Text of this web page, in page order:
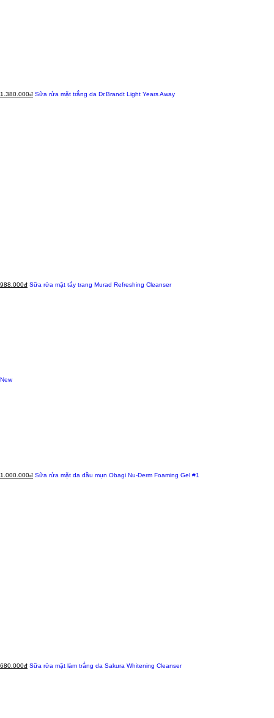
1.380.000đ Sữa rửa mặt trắng da Dr.Brandt Light Years Away
988.000đ Sữa rửa mặt tẩy trang Murad Refreshing Cleanser
New
1.000.000đ Sữa rửa mặt da dầu mụn Obagi Nu-Derm Foaming Gel #1
680.000đ Sữa rửa mặt làm trắng da Sakura Whitening Cleanser